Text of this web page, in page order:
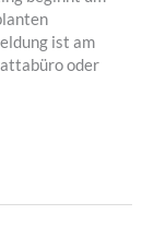
ist am
oder